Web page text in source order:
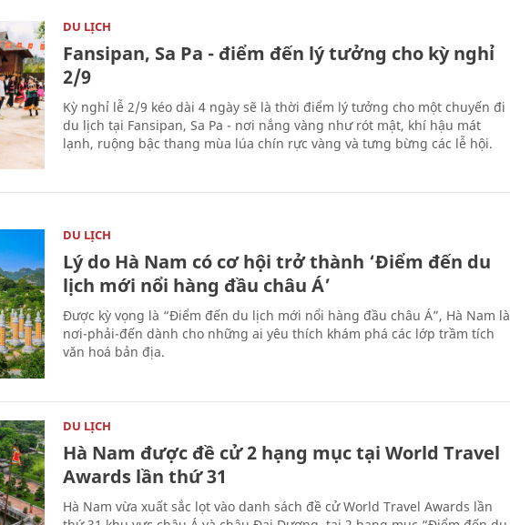
DU LỊCH
Fansipan, Sa Pa - điểm đến lý tưởng cho kỳ nghỉ
2/9
Kỳ nghỉ lễ 2/9 kéo dài 4 ngày sẽ là thời điểm lý tưởng cho một chuyến đi
du lịch tại Fansipan, Sa Pa - nơi nắng vàng như rót mật, khí hậu mát
lạnh, ruộng bậc thang mùa lúa chín rực vàng và tưng bừng các lễ hội.
DU LỊCH
Lý do Hà Nam có cơ hội trở thành ‘Điểm đến du
lịch mới nổi hàng đầu châu Á’
Được kỳ vọng là “Điểm đến du lịch mới nổi hàng đầu châu Á”, Hà Nam là
nơi-phải-đến dành cho những ai yêu thích khám phá các lớp trầm tích
văn hoá bản địa.
DU LỊCH
Hà Nam được đề cử 2 hạng mục tại World Travel
Awards lần thứ 31
Hà Nam vừa xuất sắc lọt vào danh sách đề cử World Travel Awards lần